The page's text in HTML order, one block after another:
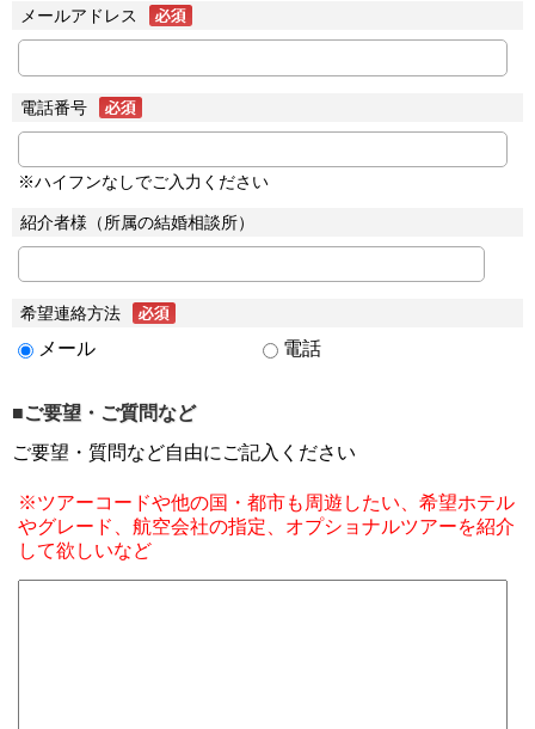
メールアドレス
電話番号
※ハイフンなしでご入力ください
紹介者様（所属の結婚相談所）
希望連絡方法
メール 電話
■ご要望・ご質問など
ご要望・質問など自由にご記入ください
※ツアーコードや他の国・都市も周遊したい、希望ホテル
やグレード、航空会社の指定、オプショナルツアーを紹介
して欲しいなど